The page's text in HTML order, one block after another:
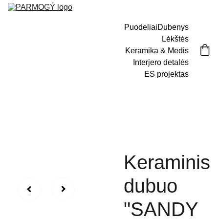
PuodeliaiDubenys
Lėkštės
Keramika & Medis
Interjero detalės
ES projektas
Keraminis
dubuo
"SANDY